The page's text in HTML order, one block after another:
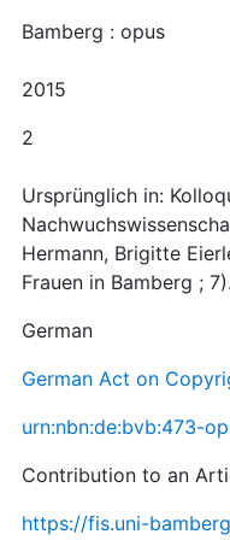
Bamberg : opus
2015
2
Ursprünglich in:
Hermann, Brigitte
Frauen in Bamberg ;
German
German Act on
urn:nbn:de:bvb:473-
Contribution to an
https://fis.uni-